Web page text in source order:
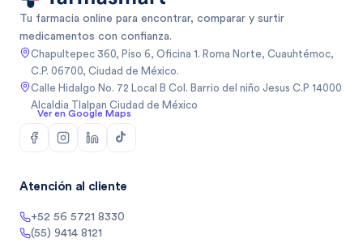
Tu farmacia online para encontrar, comparar y surtir
medicamentos con confianza.
Chapultepec 360, Piso 6, Oficina 1. Roma Norte, Cuauhtémoc,
C.P. 06700, Ciudad de México.
Calle Hidalgo No. 72 Local B Col. Barrio del niño Jesus C.P 14000
Alcaldia Tlalpan Ciudad de México
Ver en Google Maps
Atención al cliente
+52 56 5721 8330
(55) 9414 8121